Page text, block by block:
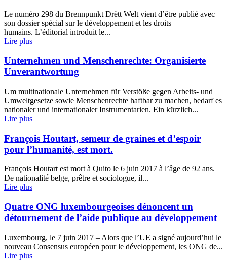
Le numéro 298 du Brennpunkt Drëtt Welt vient d’être publié avec
son dossier spécial sur le développement et les droits
humains. L’éditorial introduit le...
Lire plus
Unternehmen und Menschenrechte: Organisierte
Unverantwortung
Um multinationale Unternehmen für Verstöße gegen Arbeits- und
Umweltgesetze sowie Menschenrechte haftbar zu machen, bedarf es
nationaler und internationaler Instrumentarien. Ein kürzlich...
Lire plus
François Houtart, semeur de graines et d’espoir
pour l’humanité, est mort.
François Houtart est mort à Quito le 6 juin 2017 à l’âge de 92 ans.
De nationalité belge, prêtre et sociologue, il...
Lire plus
Quatre ONG luxembourgeoises dénoncent un
détournement de l’aide publique au développement
Luxembourg, le 7 juin 2017 – Alors que l’UE a signé aujourd’hui le
nouveau Consensus européen pour le développement, les ONG de...
Lire plus